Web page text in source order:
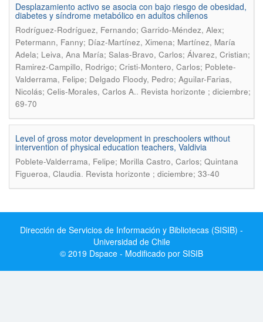
Desplazamiento activo se asocia con bajo riesgo de obesidad,
diabetes y síndrome metabólico en adultos chilenos
Rodríguez-Rodríguez, Fernando; Garrido-Méndez, Alex;
Petermann, Fanny; Díaz-Martínez, Ximena; Martínez, María
Adela; Leiva, Ana María; Salas-Bravo, Carlos; Álvarez, Cristian;
Ramirez-Campillo, Rodrigo; Cristi-Montero, Carlos; Poblete-
Valderrama, Felipe; Delgado Floody, Pedro; Aguilar-Farias,
Nicolás; Celis-Morales, Carlos A.. Revista horizonte ; diciembre;
69-70
Level of gross motor development in preschoolers without
intervention of physical education teachers, Valdivia
Poblete-Valderrama, Felipe; Morilla Castro, Carlos; Quintana
Figueroa, Claudia. Revista horizonte ; diciembre; 33-40
Dirección de Servicios de Información y Bibliotecas (SISIB) -
Universidad de Chile
© 2019 Dspace - Modificado por SISIB